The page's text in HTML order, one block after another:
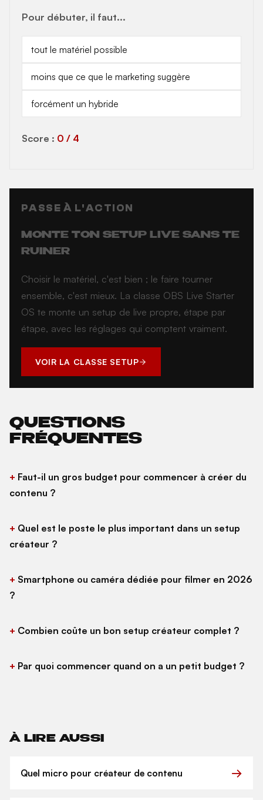
Pour débuter, il faut...
tout le matériel possible
moins que ce que le marketing suggère
forcément un hybride
Score : 0 / 4
PASSE À L'ACTION
MONTE TON SETUP LIVE SANS TE
RUINER
Choisir le matériel, c'est bien ; le faire tourner
ensemble, c'est mieux. La classe OBS Live Starter
OS te monte un setup de live propre, étape par
étape, avec les réglages qui comptent vraiment.
VOIR LA CLASSE SETUP
QUESTIONS
FRÉQUENTES
Faut-il un gros budget pour commencer à créer du
contenu ?
Quel est le poste le plus important dans un setup
créateur ?
Smartphone ou caméra dédiée pour filmer en 2026
?
Combien coûte un bon setup créateur complet ?
Par quoi commencer quand on a un petit budget ?
À LIRE AUSSI
Quel micro pour créateur de contenu